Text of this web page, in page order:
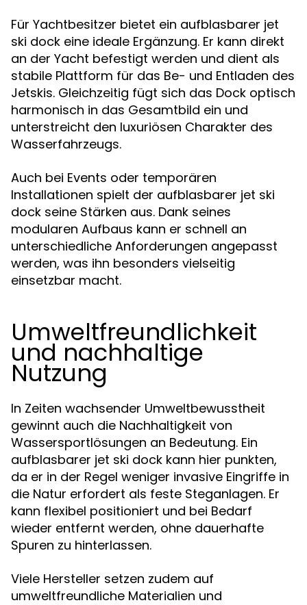
Für Yachtbesitzer bietet ein aufblasbarer jet
ski dock eine ideale Ergänzung. Er kann direkt
an der Yacht befestigt werden und dient als
stabile Plattform für das Be- und Entladen des
Jetskis. Gleichzeitig fügt sich das Dock optisch
harmonisch in das Gesamtbild ein und
unterstreicht den luxuriösen Charakter des
Wasserfahrzeugs.
Auch bei Events oder temporären
Installationen spielt der aufblasbarer jet ski
dock seine Stärken aus. Dank seines
modularen Aufbaus kann er schnell an
unterschiedliche Anforderungen angepasst
werden, was ihn besonders vielseitig
einsetzbar macht.
Umweltfreundlichkeit
und nachhaltige
Nutzung
In Zeiten wachsender Umweltbewusstheit
gewinnt auch die Nachhaltigkeit von
Wassersportlösungen an Bedeutung. Ein
aufblasbarer jet ski dock kann hier punkten,
da er in der Regel weniger invasive Eingriffe in
die Natur erfordert als feste Steganlagen. Er
kann flexibel positioniert und bei Bedarf
wieder entfernt werden, ohne dauerhafte
Spuren zu hinterlassen.
Viele Hersteller setzen zudem auf
umweltfreundliche Materialien und